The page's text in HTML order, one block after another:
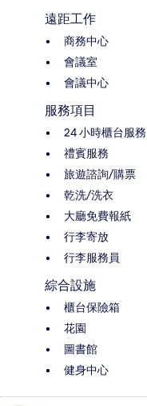
遠距工作
商務中心
會議室
會議中心
服務項目
24 小時櫃台服務
禮賓服務
旅遊諮詢/購票
乾洗/洗衣
大廳免費報紙
行李寄放
行李服務員
綜合設施
櫃台保險箱
花園
圖書館
健身中心